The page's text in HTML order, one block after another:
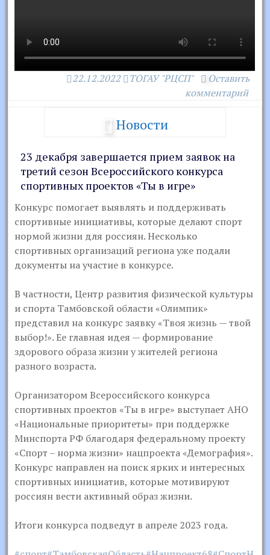
22.12.2022 ТОГАУ "РЦСП"
Оставить
комментарий
Новости
23 декабря завершается прием заявок на
третий сезон Всероссийского конкурса
спортивных проектов «Ты в игре»
Конкурс помогает выявлять и поддерживать
спортивные инициативы, которые делают спорт
нормой жизни для россиян. Несколько
спортивных организаций региона уже подали
документы на участие в конкурсе.
В частности, Центр развития физической культуры
и спорта Тамбовской области «Олимпик»
представил на конкурс заявку «Твоя жизнь — твой
выбор!». Ее главная идея — формирование
здорового образа жизни у жителей региона
разного возраста.
Организатором Всероссийского конкурса
спортивных проектов «Ты в игре» выступает АНО
«Национальные приоритеты» при поддержке
Минспорта РФ благодаря федеральному проекту
«Спорт – норма жизни» нацпроекта «Демография».
Конкурс направлен на поиск ярких и интересных
спортивных инициатив, которые мотивируют
россиян вести активный образ жизни.
Итоги конкурса подведут в апреле 2023 года.